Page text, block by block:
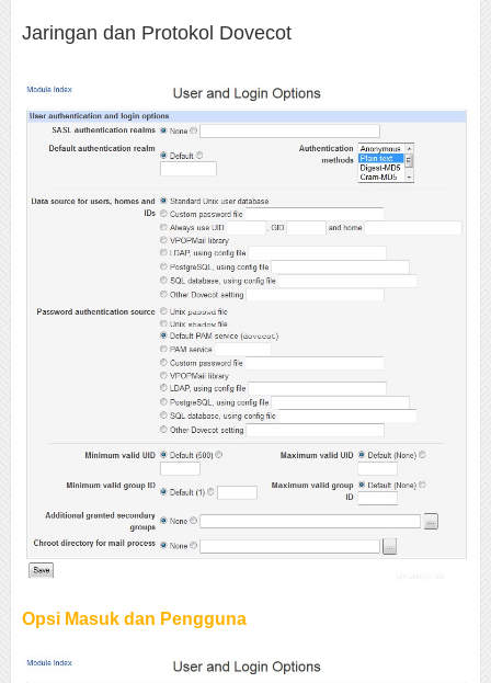
Jaringan dan Protokol Dovecot
Opsi Masuk dan Pengguna